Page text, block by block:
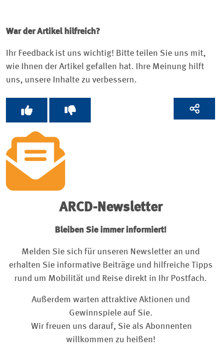
War der Artikel hilfreich?
Ihr Feedback ist uns wichtig! Bitte teilen Sie uns mit,
wie Ihnen der Artikel gefallen hat. Ihre Meinung hilft
uns, unsere Inhalte zu verbessern.
ARCD-Newsletter
Bleiben Sie immer informiert!
Melden Sie sich für unseren Newsletter an und
erhalten Sie informative Beiträge und hilfreiche Tipps
rund um Mobilität und Reise direkt in Ihr Postfach.
Außerdem warten attraktive Aktionen und
Gewinnspiele auf Sie.
Wir freuen uns darauf, Sie als Abonnenten
willkommen zu heißen!